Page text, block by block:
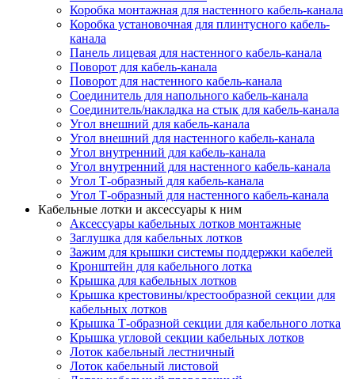
Коробка монтажная для настенного кабель-канала
Коробка установочная для плинтусного кабель-
канала
Панель лицевая для настенного кабель-канала
Поворот для кабель-канала
Поворот для настенного кабель-канала
Соединитель для напольного кабель-канала
Соединитель/накладка на стык для кабель-канала
Угол внешний для кабель-канала
Угол внешний для настенного кабель-канала
Угол внутренний для кабель-канала
Угол внутренний для настенного кабель-канала
Угол Т-образный для кабель-канала
Угол Т-образный для настенного кабель-канала
Кабельные лотки и аксессуары к ним
Аксессуары кабельных лотков монтажные
Заглушка для кабельных лотков
Зажим для крышки системы поддержки кабелей
Кронштейн для кабельного лотка
Крышка для кабельных лотков
Крышка крестовины/крестообразной секции для
кабельных лотков
Крышка Т-образной секции для кабельного лотка
Крышка угловой секции кабельных лотков
Лоток кабельный лестничный
Лоток кабельный листовой